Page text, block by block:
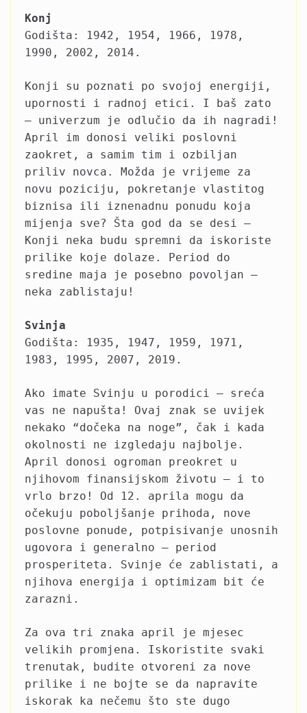
Konj
Godišta: 1942, 1954, 1966, 1978,
1990, 2002, 2014.
Konji su poznati po svojoj energiji,
upornosti i radnoj etici. I baš zato
– univerzum je odlučio da ih nagradi!
April im donosi veliki poslovni
zaokret, a samim tim i ozbiljan
priliv novca. Možda je vrijeme za
novu poziciju, pokretanje vlastitog
biznisa ili iznenadnu ponudu koja
mijenja sve? Šta god da se desi –
Konji neka budu spremni da iskoriste
prilike koje dolaze. Period do
sredine maja je posebno povoljan –
neka zablistaju!
Svinja
Godišta: 1935, 1947, 1959, 1971,
1983, 1995, 2007, 2019.
Ako imate Svinju u porodici – sreća
vas ne napušta! Ovaj znak se uvijek
nekako “dočeka na noge”, čak i kada
okolnosti ne izgledaju najbolje.
April donosi ogroman preokret u
njihovom finansijskom životu – i to
vrlo brzo! Od 12. aprila mogu da
očekuju poboljšanje prihoda, nove
poslovne ponude, potpisivanje unosnih
ugovora i generalno – period
prosperiteta. Svinje će zablistati, a
njihova energija i optimizam bit će
zarazni.
Za ova tri znaka april je mjesec
velikih promjena. Iskoristite svaki
trenutak, budite otvoreni za nove
prilike i ne bojte se da napravite
iskorak ka nečemu što ste dugo